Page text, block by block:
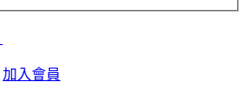
加入會員